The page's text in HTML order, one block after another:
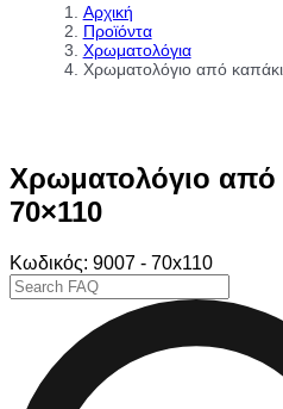
Αρχική
Προϊόντα
Χρωματολόγια
Χρωματολόγιο από
Χρωματολόγιο από
70×110
Κωδικός: 9007 - 70x110